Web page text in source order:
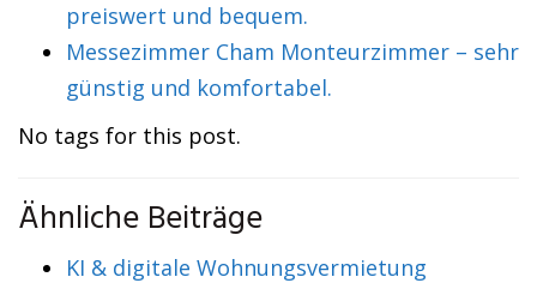
preiswert und bequem.
Messezimmer Cham Monteurzimmer – sehr
günstig und komfortabel.
No tags for this post.
Ähnliche Beiträge
KI & digitale Wohnungsvermietung